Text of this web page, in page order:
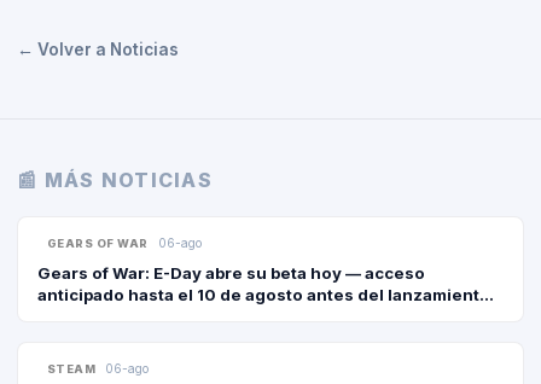
← Volver a Noticias
📰 MÁS NOTICIAS
GEARS OF WAR 06-ago
Gears of War: E-Day abre su beta hoy — acceso
anticipado hasta el 10 de agosto antes del lanzamiento
STEAM 06-ago